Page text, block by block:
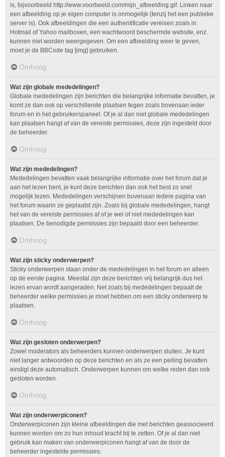
is, bijvoorbeeld http://www.voorbeeld.com/mijn_afbeelding.gif. Linken naar
een afbeelding op je eigen computer is onmogelijk (tenzij het een publieke
server is). Ook afbeeldingen die een authentificatie vereisen zoals in:
Hotmail of Yahoo mailboxen, een wachtwoord beschermde website, enz.
kunnen niet worden weergegeven. Om een afbeelding weer te geven,
moet je de BBCode tag [img] gebruiken.
Omhoog
Wat zijn globale mededelingen?
Globale mededelingen zijn berichten die belangrijke informatie bevatten, je
komt ze dan ook op verschillende plaatsen tegen zoals bovenaan ieder
forum en in het gebruikerspaneel. Of je al dan niet globale mededelingen
kan plaatsen hangt af van de vereiste permissies, deze zijn ingesteld door
de beheerder.
Omhoog
Wat zijn mededelingen?
Mededelingen bevatten vaak belangrijke informatie over het forum dat je
aan het lezen bent, je kunt deze berichten dan ook het best zo snel
mogelijk lezen. Mededelingen verschijnen bovenaan iedere pagina van
het forum waarin ze geplaatst zijn. Zoals bij globale mededelingen, hangt
het van de vereiste permissies af of je wel of niet mededelingen kan
plaatsen. De benodigde permissies zijn bepaald door een beheerder.
Omhoog
Wat zijn sticky onderwerpen?
Sticky onderwerpen staan onder de mededelingen in het forum en alleen
op de eerste pagina. Meestal zijn deze berichten vrij belangrijk dus het
lezen ervan wordt aangeraden. Net zoals bij mededelingen bepaalt de
beheerder welke permissies je moet hebben om een sticky onderwerp te
plaatsen.
Omhoog
Wat zijn gesloten onderwerpen?
Zowel moderators als beheerders kunnen onderwerpen sluiten. Je kunt
niet langer antwoorden op deze berichten en als ze een peiling bevatten
eindigt deze automatisch. Onderwerpen kunnen om welke reden dan ook
gesloten worden.
Omhoog
Wat zijn onderwerpiconen?
Onderwerpiconen zijn kleine afbeeldingen die met berichten geassocieerd
kunnen worden om zo hun inhoud kracht bij te zetten. Of je al dan niet
gebruik kan maken van onderwerpiconen hangt af van de door de
beheerder ingestelde permissies.